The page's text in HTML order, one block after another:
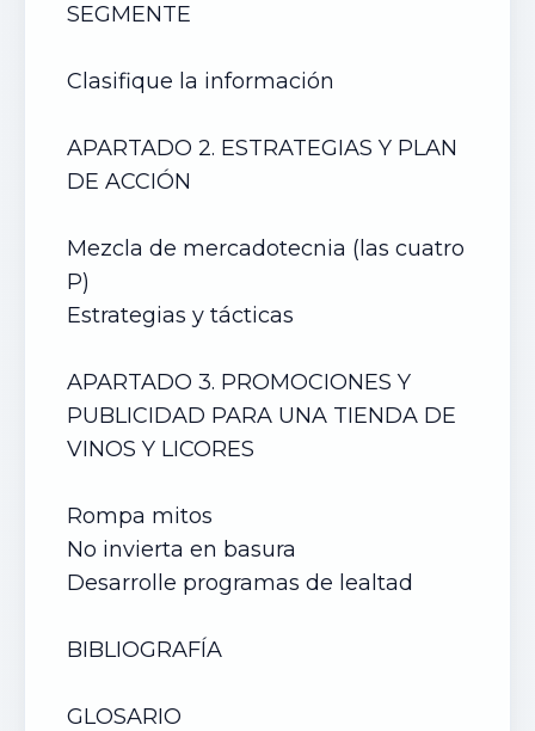
SEGMENTE
Clasifique la información
APARTADO 2. ESTRATEGIAS Y PLAN
DE ACCIÓN
Mezcla de mercadotecnia (las cuatro
P)
Estrategias y tácticas
APARTADO 3. PROMOCIONES Y
PUBLICIDAD PARA UNA TIENDA DE
VINOS Y LICORES
Rompa mitos
No invierta en basura
Desarrolle programas de lealtad
BIBLIOGRAFÍA
GLOSARIO